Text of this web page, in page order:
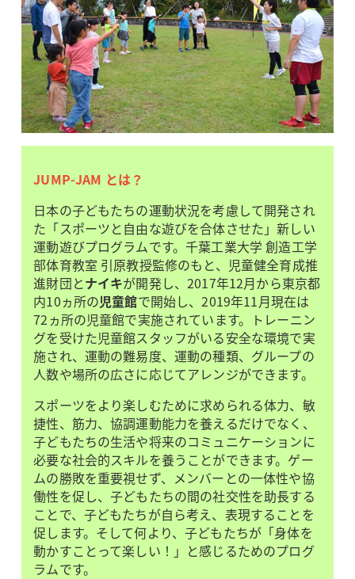
JUMP-JAM とは？
日本の子どもたちの運動状況を考慮して開発され
た「スポーツと自由な遊びを合体させた」新しい
運動遊びプログラムです。千葉工業大学 創造工学
部体育教室 引原教授監修のもと、児童健全育成推
進財団とナイキが開発し、2017年12月から東京都
内10ヵ所の児童館で開始し、2019年11月現在は
72ヵ所の児童館で実施されています。トレーニン
グを受けた児童館スタッフがいる安全な環境で実
施され、運動の難易度、運動の種類、グループの
人数や場所の広さに応じてアレンジができます。
スポーツをより楽しむために求められる体力、敏
捷性、筋力、協調運動能力を養えるだけでなく、
子どもたちの生活や将来のコミュニケーションに
必要な社会的スキルを養うことができます。ゲー
ムの勝敗を重要視せず、メンバーとの一体性や協
働性を促し、子どもたちの間の社交性を助長する
ことで、子どもたちが自ら考え、表現することを
促します。そして何より、子どもたちが「身体を
動かすことって楽しい！」と感じるためのプログ
ラムです。